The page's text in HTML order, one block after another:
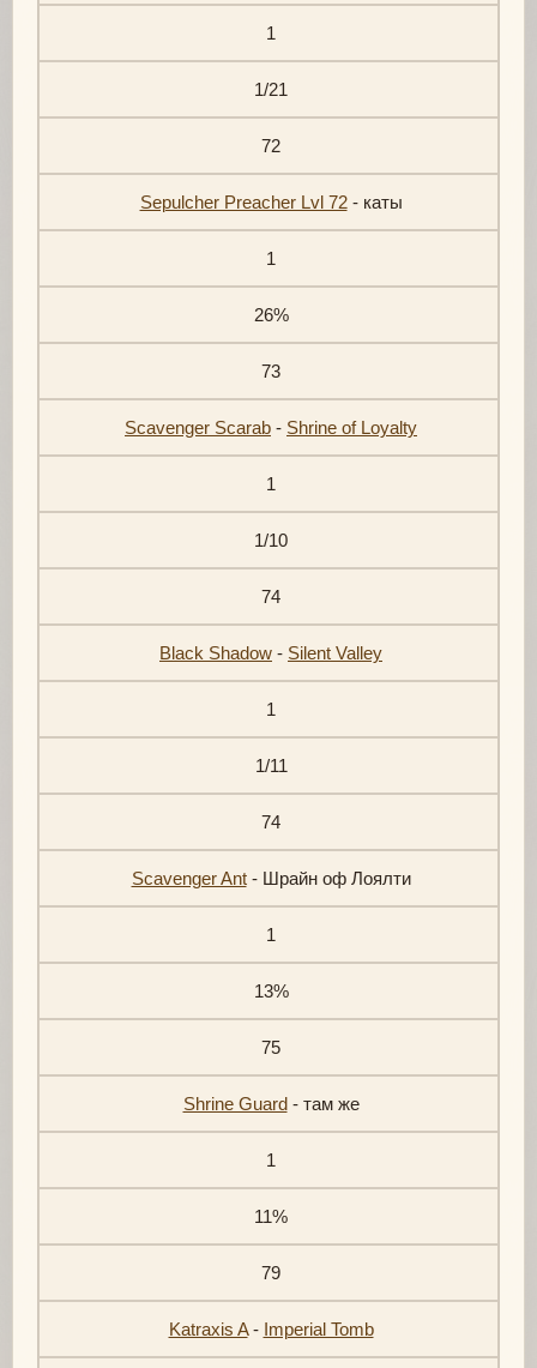
1
1/21
72
Sepulcher Preacher Lvl 72- каты
1
26%
73
Scavenger Scarab - Shrine of Loyalty
1
1/10
74
Black Shadow - Silent Valley
1
1/11
74
Scavenger Ant- Шрайн оф Лоялти
1
13%
75
Shrine Guard- там же
1
11%
79
Katraxis A- Imperial Tomb